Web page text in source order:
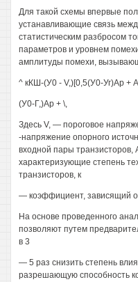
Для такой схемы впервые
устанавливающие связь
статистическим разбросом
параметров и уровнем
амплитуды помехи,
^ кКШ-(У0 - V,)[0,5(У0-Уг)Ар +
(У0-Г,)Ар + \,
Здесь V, — пороговое
-напряжение опорного
входной пары
характеризующие степень
транзисторов, к
— коэффициент, зависящий
На основе проведенного
позволяют путем
в 3
— 5 раз снизить степень
разрешающую способность